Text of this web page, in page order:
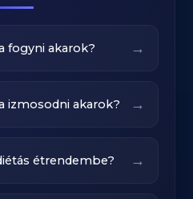
fogyni akarok? →
izmosodni akarok? →
étrendembe? →